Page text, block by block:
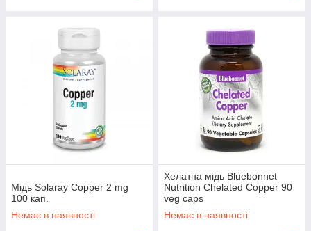
Мідь Solaray Copper 2 mg
100 кап.
Немає в наявності
Хелатна мідь Bluebonnet
Nutrition Chelated Copper 90
veg caps
Немає в наявності